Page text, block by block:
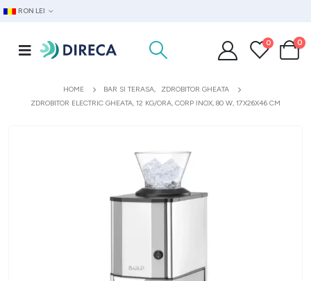
RON LEI
0 0
HOME BAR SI TERASA,
ZDROBITOR GHEATA
ZDROBITOR ELECTRIC GHEATA, 12 KG/ORA, CORP INOX, 80 W, 17X26X46 CM